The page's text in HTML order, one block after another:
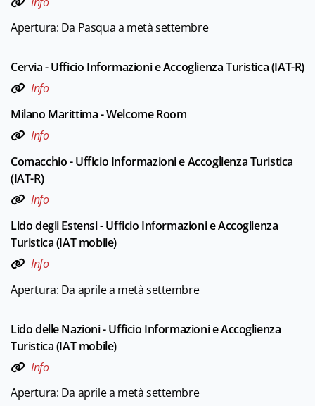
Apertura: Da Pasqua a metà settembre
Cervia - Ufficio Informazioni e Accoglienza Turistica (IAT-R)
Info
Milano Marittima - Welcome Room
Info
Comacchio - Ufficio Informazioni e Accoglienza Turistica
(IAT-R)
Info
Lido degli Estensi - Ufficio Informazioni e Accoglienza
Turistica (IAT mobile)
Info
Apertura: Da aprile a metà settembre
Lido delle Nazioni - Ufficio Informazioni e Accoglienza
Turistica (IAT mobile)
Info
Apertura: Da aprile a metà settembre